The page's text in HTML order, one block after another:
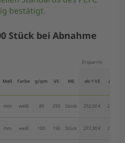
bestätigt.
Stück bei Abnahme
Ersparnis
Maß Farbe g/qm VE ME ab 1 VE ab 2 VE
mm weiß 80 250 Stück 252,50 € 214,60 €
mm weiß 100 150 Stück 277,30 € 235,70 €